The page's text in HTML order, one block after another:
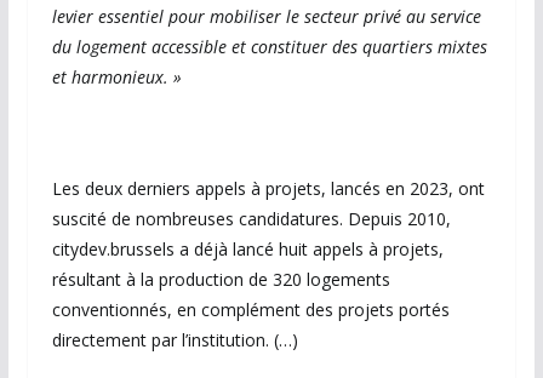
levier essentiel pour mobiliser le secteur privé au service
du logement accessible et constituer des quartiers mixtes
et harmonieux. »
Les deux derniers appels à projets, lancés en 2023, ont
suscité de nombreuses candidatures. Depuis 2010,
citydev.brussels a déjà lancé huit appels à projets,
résultant à la production de 320 logements
conventionnés, en complément des projets portés
directement par l’institution. (…)